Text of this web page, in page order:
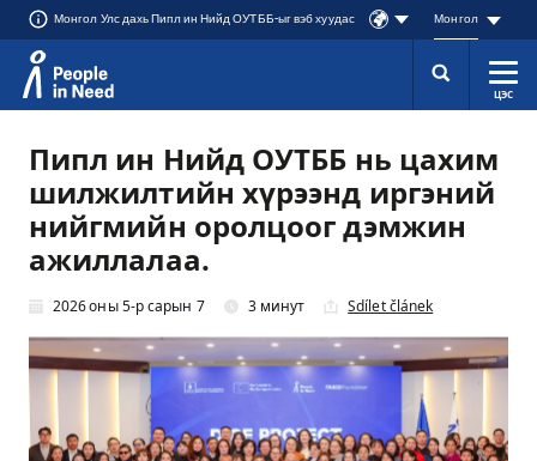
Монгол Улс дахь Пипл ин Нийд ОУТББ-ыг вэб хуудас Монгол
ЦЭС
Пипл ин Нийд ОУТББ нь цахим
шилжилтийн хүрээнд иргэний
нийгмийн оролцоог дэмжин
ажиллалаа.
2026 оны 5-р сарын 7 3 минут Sdílet článek